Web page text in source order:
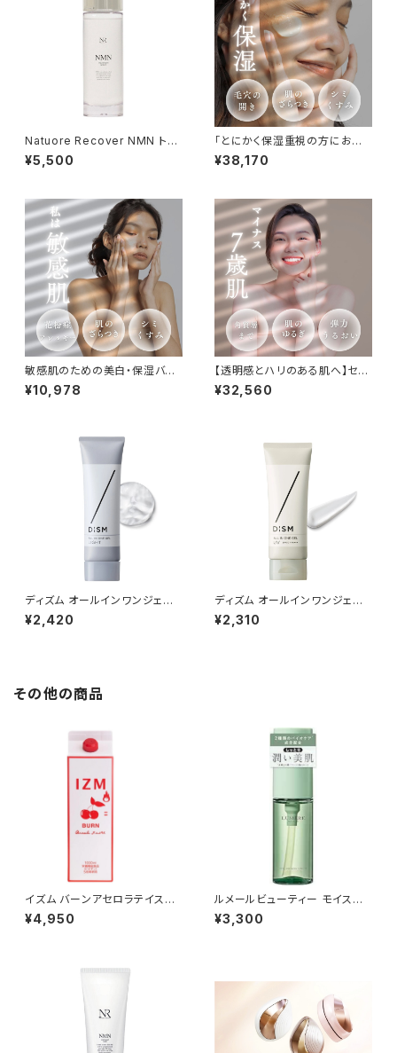
Natuore Recover NMN トリ
ートメントローション 120ml
¥5,500
「とにかく保湿重視の方におす
すめ！」 LABO+「積極的エイ
ジングケア」※5点スキンケアセ
¥38,170
敏感肌のための美白・保湿バラ
ンスケア４点セット
¥10,978
【透明感とハリのある肌へ】セル
ケア GFプレミアム 5点スキンケ
アセット
¥32,560
ディズム オールインワンジェル
ライト （さっぱりタイプ） 90g
¥2,420
ディズム オールインワンジェル
UV 70g
¥2,310
その他の商品
イズム バーンアセロラテイスト 1
000ml
¥4,950
ルメールビューティー モイスチ
ャーオイル 30mL
¥3,300